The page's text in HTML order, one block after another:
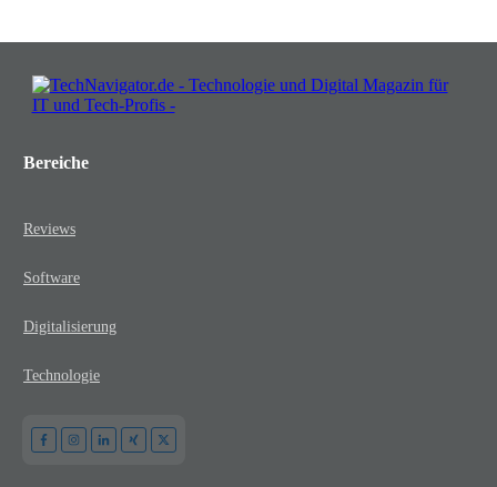
Bereiche
Reviews
Software
Digitalisierung
Technologie